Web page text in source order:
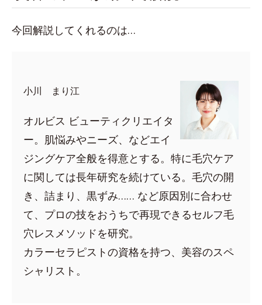
今回解説してくれるのは…
小川 まり江
オルビス ビューティクリエイタ
ー。肌悩みやニーズ、などエイ
ジングケア全般を得意とする。特に毛穴ケア
に関しては長年研究を続けている。毛穴の開
き、詰まり、黒ずみ…… など原因別に合わせ
て、プロの技をおうちで再現できるセルフ毛
穴レスメソッドを研究。
カラーセラピストの資格を持つ、美容のスペ
シャリスト。